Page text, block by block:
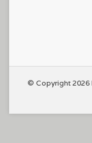
© Copyright 2026